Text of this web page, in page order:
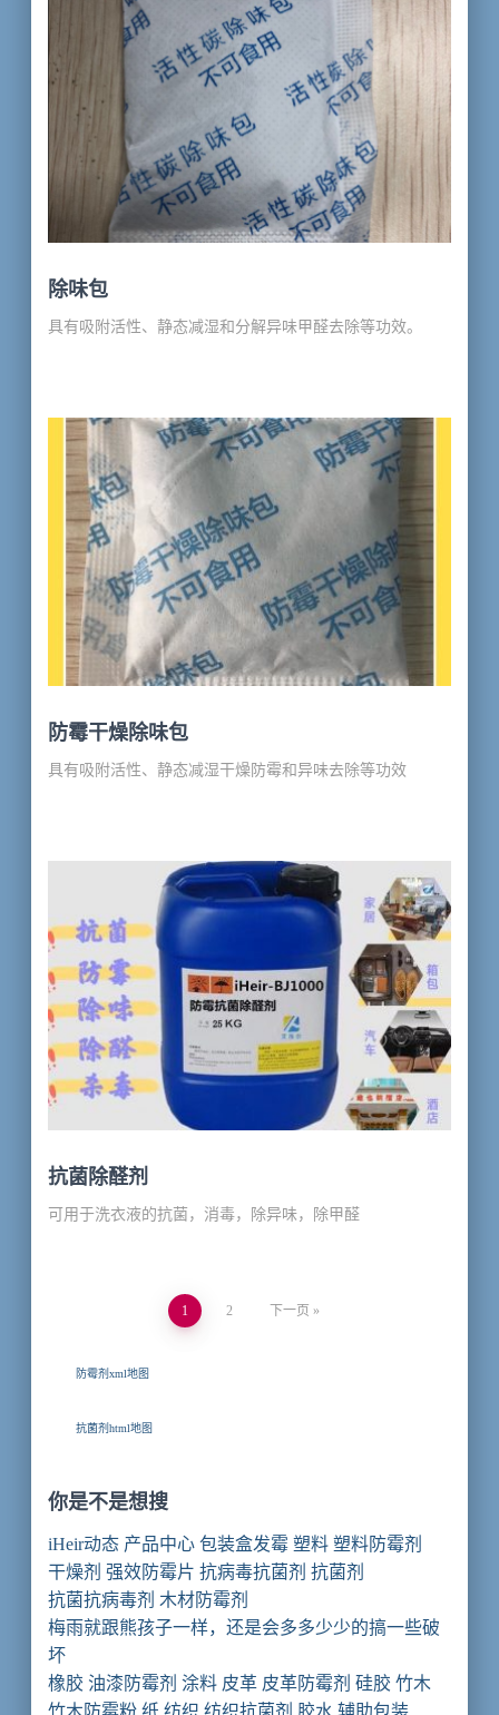
除味包
具有吸附活性、静态减湿和分解异味甲醛去除等功效。
防霉干燥除味包
具有吸附活性、静态减湿干燥防霉和异味去除等功效
抗菌除醛剂
可用于洗衣液的抗菌，消毒，除异味，除甲醛
章
导
1 2 下一页
防霉剂xml地图
抗菌剂html地图
你是不是想搜
iHeir动态 产品中心 包装盒发霉 塑料 塑料防霉剂
干燥剂 强效防霉片 抗病毒抗菌剂 抗菌剂
抗菌抗病毒剂 木材防霉剂
梅雨就跟熊孩子一样，还是会多多少少的搞一些破
坏
橡胶 油漆防霉剂 涂料 皮革 皮革防霉剂 硅胶 竹木
竹木防霉粉 纸 纺织 纺织抗菌剂 胶水 辅助包装